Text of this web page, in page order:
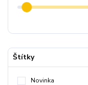
Štítky
Novinka